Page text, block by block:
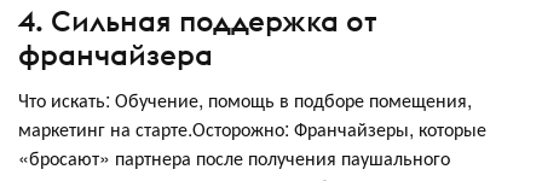
4. Сильная поддержка от
франчайзера
Что искать: Обучение, помощь в подборе помещения,
маркетинг на старте.Осторожно: Франчайзеры, которые
«бросают» партнера после получения паушального